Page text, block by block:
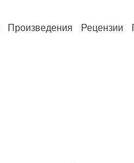
Произведения Рецензии